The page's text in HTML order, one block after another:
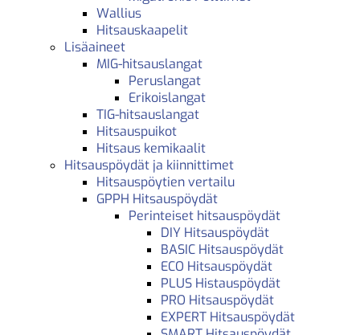
Wallius
Hitsauskaapelit
Lisäaineet
MIG-hitsauslangat
Peruslangat
Erikoislangat
TIG-hitsauslangat
Hitsauspuikot
Hitsaus kemikaalit
Hitsauspöydät ja kiinnittimet
Hitsauspöytien vertailu
GPPH Hitsauspöydät
Perinteiset hitsauspöydät
DIY Hitsauspöydät
BASIC Hitsauspöydät
ECO Hitsauspöydät
PLUS Histauspöydät
PRO Hitsauspöydät
EXPERT Hitsauspöydät